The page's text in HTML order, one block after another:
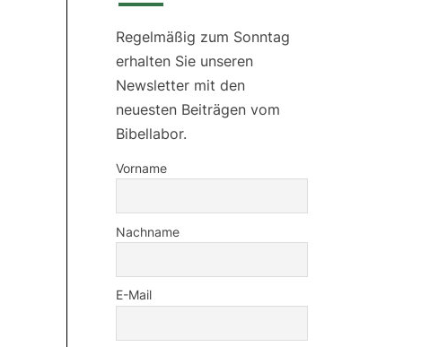
Regelmäßig zum Sonntag
erhalten Sie unseren
Newsletter mit den
neuesten Beiträgen vom
Bibellabor.
Vorname
Nachname
E-Mail